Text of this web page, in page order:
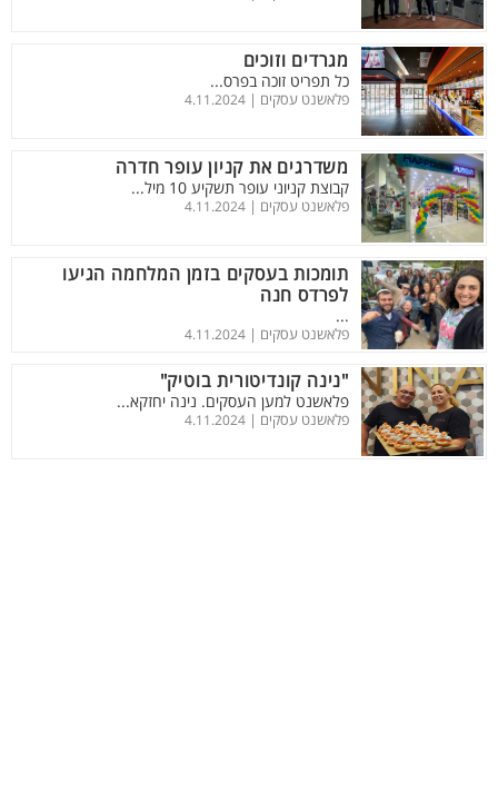
מגרדים וזוכים
כל תפריט זוכה בפרס...
פלאשנט עסקים | 4.11.2024
משדרגים את קניון עופר חדרה
קבוצת קניוני עופר תשקיע 10 מיל...
פלאשנט עסקים | 4.11.2024
תומכות בעסקים בזמן המלחמה הגיעו
לפרדס חנה
...
פלאשנט עסקים | 4.11.2024
"נינה קונדיטורית בוטיק"
פלאשנט למען העסקים. נינה יחזקא...
פלאשנט עסקים | 4.11.2024